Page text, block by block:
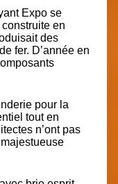
Expo se
construite en
des
fer. D’année en
pour la
tout en
n’ont pas